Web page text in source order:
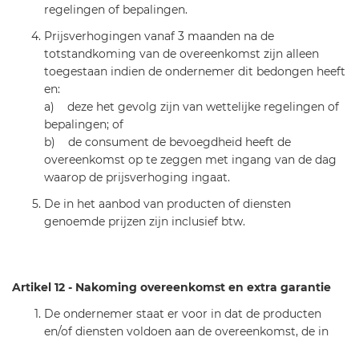
regelingen of bepalingen.
Prijsverhogingen vanaf 3 maanden na de
totstandkoming van de overeenkomst zijn alleen
toegestaan indien de ondernemer dit bedongen heeft
en:
a) deze het gevolg zijn van wettelijke regelingen of
bepalingen; of
b) de consument de bevoegdheid heeft de
overeenkomst op te zeggen met ingang van de dag
waarop de prijsverhoging ingaat.
De in het aanbod van producten of diensten
genoemde prijzen zijn inclusief btw.
Artikel 12 - Nakoming overeenkomst en extra garantie
De ondernemer staat er voor in dat de producten
en/of diensten voldoen aan de overeenkomst, de in